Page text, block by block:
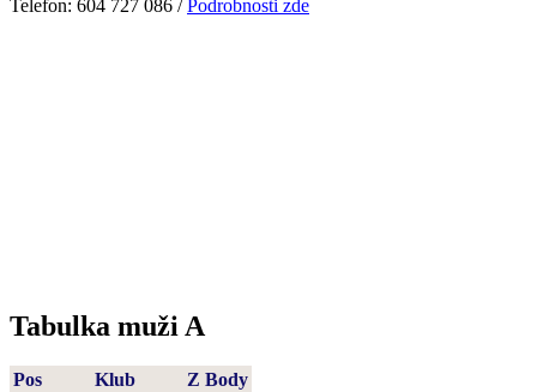
Telefon: 604 727 086 /Podrobnosti zde
Tabulka muži A
Pos Klub Z Body